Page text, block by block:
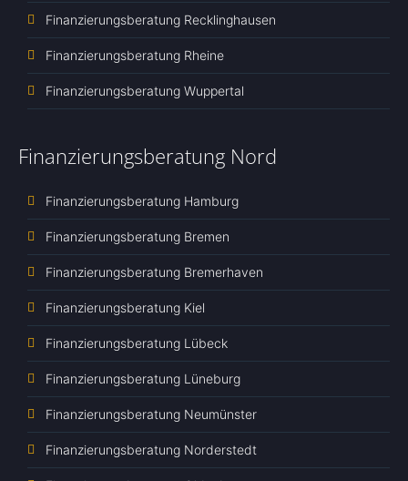
Finanzierungsberatung Recklinghausen
Finanzierungsberatung Rheine
Finanzierungsberatung Wuppertal
Finanzierungsberatung Nord
Finanzierungsberatung Hamburg
Finanzierungsberatung Bremen
Finanzierungsberatung Bremerhaven
Finanzierungsberatung Kiel
Finanzierungsberatung Lübeck
Finanzierungsberatung Lüneburg
Finanzierungsberatung Neumünster
Finanzierungsberatung Norderstedt